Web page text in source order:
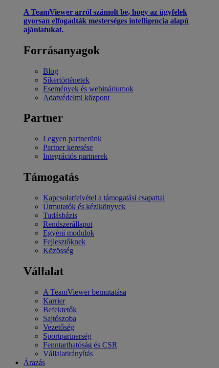
A TeamViewer arról számolt be, hogy az ügyfelek
gyorsan elfogadták mesterséges intelligencia alapú
ajánlatukat.
Forrásanyagok
Blog
Sikertörténetek
Események és webináriumok
Adatvédelmi központ
Partner
Legyen partnerünk
Partner keresése
Integrációs partnerek
Támogatás
Kapcsolatfelvétel a támogatási csapattal
Útmutatók és kézikönyvek
Tudásbázis
Rendszerállapot
Egyéni modulok
Fejlesztőknek
Közösség
Vállalat
A TeamViewer bemutatása
Karrier
Befektetők
Sajtószoba
Vezetőség
Sportpartnerség
Fenntarthatóság és CSR
Vállalatirányítás
Árazás